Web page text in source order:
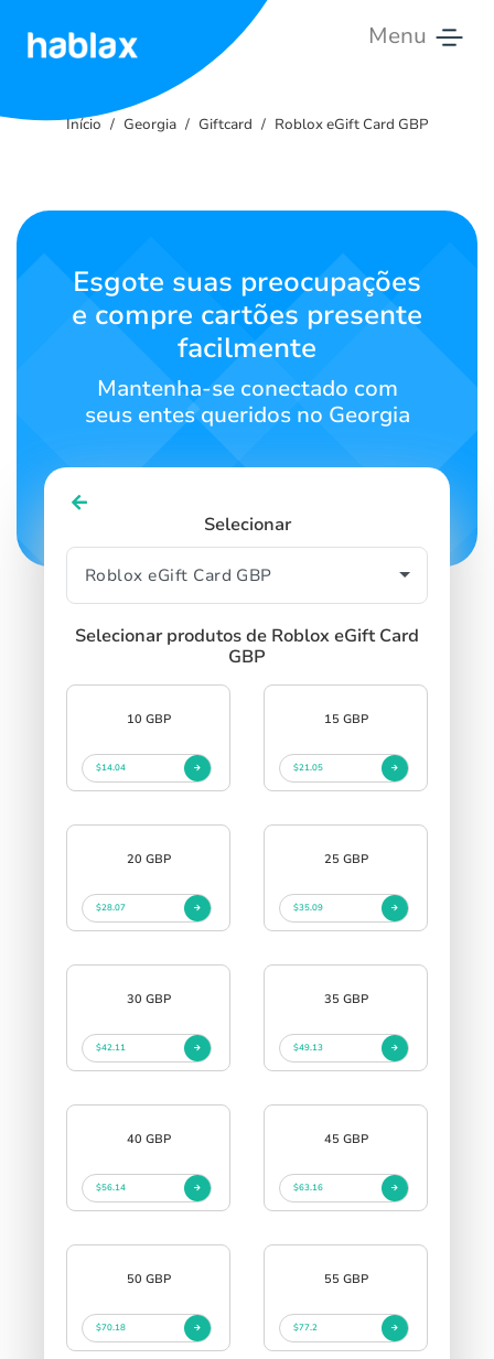
Menu
Tarifas
Contacte-
Início Georgia Giftcard Roblox eGift Card GBP
Esgote suas preocupações
e compre cartões presente
facilmente
Mantenha-se conectado com
seus entes queridos no Georgia
Selecionar
Selecionar produtos de Roblox eGift Card
GBP
10 GBP
$14.04
15 GBP
$21.05
20 GBP
$28.07
25 GBP
$35.09
30 GBP
$42.11
35 GBP
$49.13
40 GBP
$56.14
45 GBP
$63.16
50 GBP
$70.18
55 GBP
$77.2